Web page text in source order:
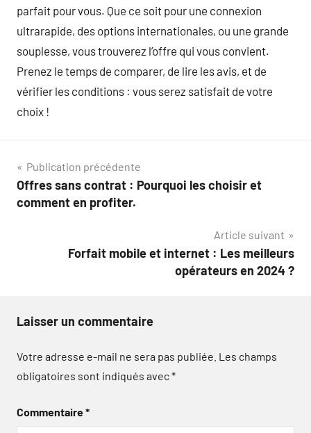
parfait pour vous. Que ce soit pour une connexion
ultrarapide, des options internationales, ou une grande
souplesse, vous trouverez l’offre qui vous convient.
Prenez le temps de comparer, de lire les avis, et de
vérifier les conditions : vous serez satisfait de votre
choix !
Navigation
de
Publication précédente
Offres sans contrat : Pourquoi les choisir et
comment en profiter.
Article suivant
Forfait mobile et internet : Les meilleurs
opérateurs en 2024 ?
Laisser un commentaire
Votre adresse e-mail ne sera pas publiée. Les champs
obligatoires sont indiqués avec*
Commentaire*